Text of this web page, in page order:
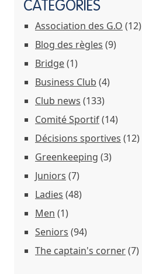
CATÉGORIES
Association des G.O (12)
Blog des règles (9)
Bridge(1)
Business Club (4)
Club news (133)
Comité Sportif(14)
Décisions sportives (12)
Greenkeeping (3)
Juniors (7)
Ladies (48)
Men (1)
Seniors (94)
The captain's corner(7)